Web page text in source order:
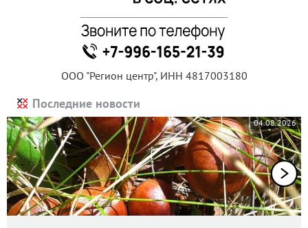
ООО "Регион центр", ИНН 4817003180
Последние новости
04.08.2026